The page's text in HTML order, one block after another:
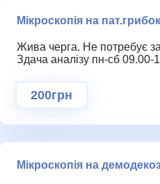
ГАЛЕРЕЯ
Мікроскопія на пат.грибок
Жива черга. Не потребує
Здача аналізу пн-сб 09.00-
200грн
Мікроскопія на